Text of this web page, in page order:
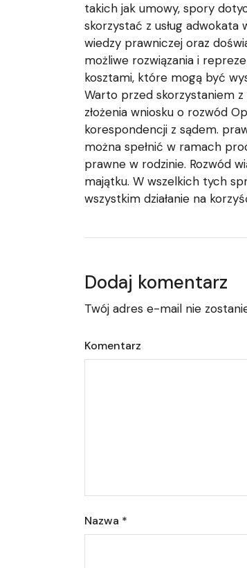
takich jak umowy, spory
skorzystać z usług
wiedzy prawniczej oraz
możliwe rozwiązania i
kosztami, które mogą być
Warto przed skorzystaniem
złożenia wniosku o rozwód
korespondencji z sądem.
można spełnić w ramach
prawne w rodzinie. Rozwód
majątku. W wszelkich tych
wszystkim działanie na
Dodaj komentarz
Twój adres e-mail nie
Komentarz
Nazwa *